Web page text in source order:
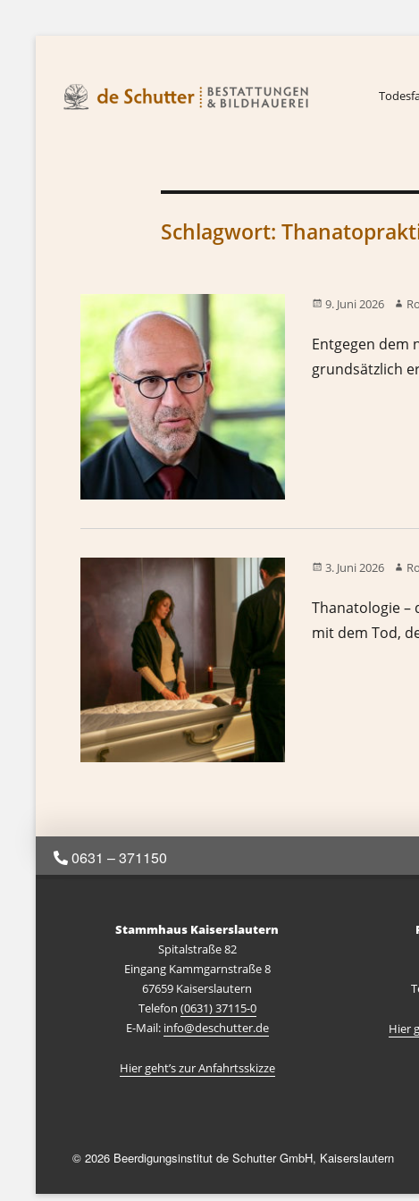
Schlagwort:
9. Juni 2026
Entgegen dem
grundsätzlich
3. Juni 2026
Thanatologie –
mit dem Tod,
0631 – 371150
Stammhaus Kaiserslautern
Spitalstraße 82
Eingang Kammgarnstraße 8
67659 Kaiserslautern
Telefon (0631) 37115-0
E-Mail: info@deschutter.de
Hier geht’s zur Anfahrtsskizze
Hier
© 2026 Beerdigungsinstitut de Schutter GmbH, Kaiserslautern